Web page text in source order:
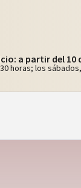
a partir del
horas; los